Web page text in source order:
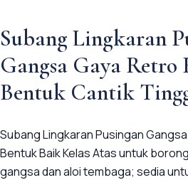
Subang Lingkaran
Gangsa Gaya Retro
Bentuk Cantik
Subang Lingkaran Pusingan
Bentuk Baik Kelas Atas untuk
gangsa dan aloi tembaga; sedia